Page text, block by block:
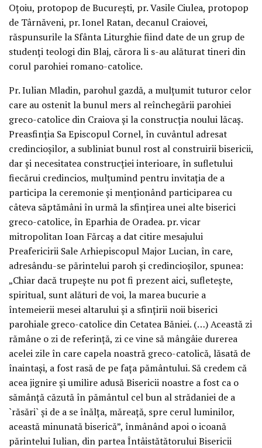
Oţoiu, protopop de Bucureşti, pr. Vasile Ciulea, protopop
de Târnăveni, pr. Ionel Ratan, decanul Craiovei,
răspunsurile la Sfânta Liturghie fiind date de un grup de
studenţi teologi din Blaj, cărora li s-au alăturat tineri din
corul parohiei romano-catolice.
Pr. Iulian Mladin, parohul gazdă, a mulţumit tuturor celor
care au ostenit la bunul mers al reînchegării parohiei
greco-catolice din Craiova şi la construcţia noului lăcaş.
Preasfinţia Sa Episcopul Cornel, în cuvântul adresat
credincioşilor, a subliniat bunul rost al construirii bisericii,
dar şi necesitatea construcţiei interioare, în sufletului
fiecărui credincios, mulţumind pentru invitaţia de a
participa la ceremonie şi menţionând participarea cu
câteva săptămâni în urmă la sfinţirea unei alte biserici
greco-catolice, în Eparhia de Oradea. pr. vicar
mitropolitan Ioan Fărcaş a dat citire mesajului
Preafericirii Sale Arhiepiscopul Major Lucian, în care,
adresându-se părintelui paroh şi credincioşilor, spunea:
„Chiar dacă trupeşte nu pot fi prezent aici, sufleteşte,
spiritual, sunt alături de voi, la marea bucurie a
întemeierii mesei altarului şi a sfinţirii noii biserici
parohiale greco-catolice din Cetatea Băniei. (…) Această zi
rămâne o zi de referinţă, zi ce vine să mângâie durerea
acelei zile în care capela noastră greco-catolică, lăsată de
înaintaşi, a fost rasă de pe faţa pământului. Să credem că
acea jignire şi umilire adusă Bisericii noastre a fost ca o
sămânţă căzută în pământul cel bun al strădaniei de a
`răsări` şi de a se înălţa, măreaţă, spre cerul luminilor,
această minunată biserică”, înmânând apoi o icoană
părintelui Iulian, din partea Întâistătătorului Bisericii